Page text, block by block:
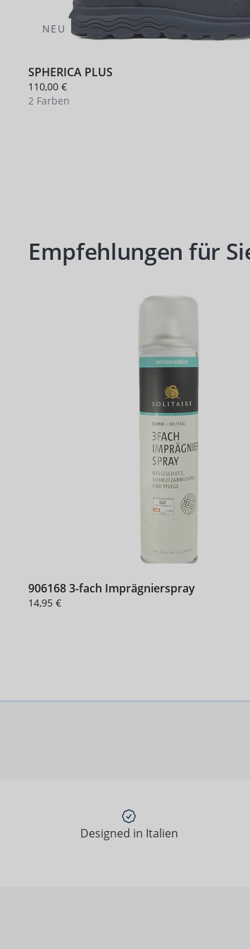
NEU
SPHERICA PLUS
110,00 €
2 Farben
Produktgalerie überspringen
Empfehlungen für
906168 3-fach Imprägnierspray
14,95 €
Designed in Italien